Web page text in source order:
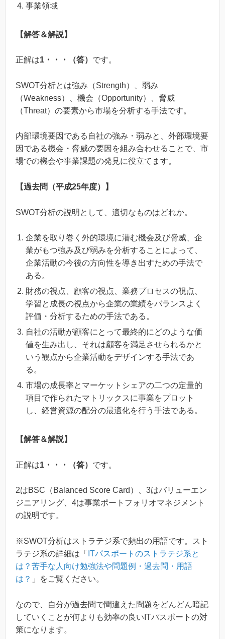
事業領域
【解答＆解説】
正解は1・・・（答） です。
SWOT分析とは強み（Strength）、弱み
（Weakness）、機会（Opportunity）、脅威
（Threat）の要素から市場を分析する手法です。
内部環境要因である自社の強み・弱みと、外部環境要
因である機会・脅威の要因を組み合わせることで、市
場での機会や事業課題の発見に役立てます。
【過去問（平成25年度）】
SWOT分析の説明として、適切なものはどれか。
企業を取り巻く外的環境に潜む機会及び脅威、企
業がもつ強み及び弱みを分析することによって、
企業活動の今後の方向性を導き出すための手法で
ある。
財務の視点、顧客の視点、業務プロセスの視点、
学習と成長の視点から企業の業績をバランスよく
評価・分析するための手法である。
自社の活動が顧客にとって最終的にどのような価
値を生み出し、それは顧客を満足させられるかと
いう観点から企業活動をデザインする手法であ
る。
市場の成長率とマーケットシェアの二つの定量的
項目で作られたマトリックスに事業をプロット
し、経営資源の配分の最適化を行う手法である。
【解答＆解説】
正解は1・・・（答） です。
2はBSC（Balanced Score Card）、3はバリューエン
ジニアリング、4は事業ポートフォリオマネジメント
の説明です。
※SWOT分析はストラテジ系で頻出の用語です。スト
ラテジ系の詳細は「 ITパスポートのストラテジ系と
は？苦手な人向け勉強法や問題例・過去問・用語
は？ 」をご覧ください。
なので、自分が過去問で間違えた問題をどんどん暗記
していくことが何よりも効率の良いITパスポートの対
策になります。